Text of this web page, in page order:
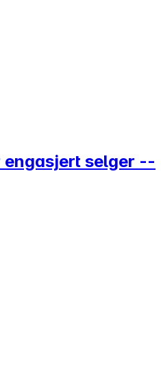
engasjert selger --